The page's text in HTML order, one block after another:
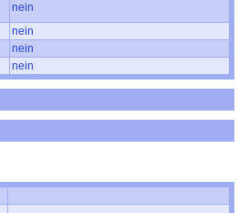
nein
nein
nein
nein